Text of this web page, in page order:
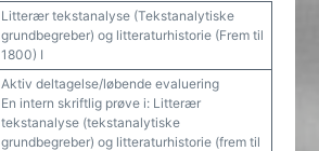
Litterær tekstanalyse (Tekstanalytiske
grundbegreber) og litteraturhistorie (Frem til
1800) I
Aktiv deltagelse/løbende evaluering
En intern skriftlig prøve i: Litterær
tekstanalyse (tekstanalytiske
grundbegreber) og litteraturhistorie (frem til